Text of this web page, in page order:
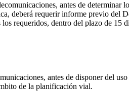
antes de determinar
deberá requerir informe previo del
requeridos, dentro del plazo de 15
antes de disponer del
de la planificación vial.